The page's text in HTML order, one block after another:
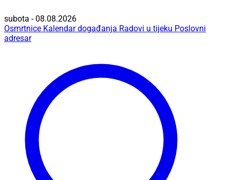
subota - 08.08.2026
Osmrtnice Kalendar događanja Radovi u tijeku Poslovni
adresar